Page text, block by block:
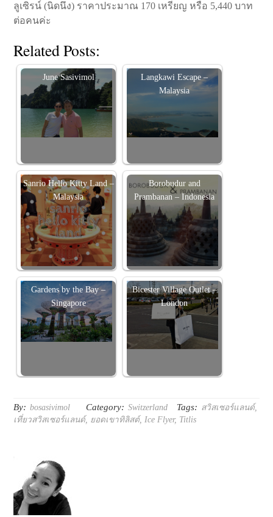
ลูเซิรน์ (นิดนึง) ราคาประมาณ 170 เหรียญ หรือ 5,440 บาท
ต่อคนค่ะ
Related Posts:
June Sasivimol
Langkawi Escape –
Malaysia
Sanrio Hello Kitty Land –
Malaysia
Borobudur and
Prambanan – Indonesia
Gardens by the Bay –
Singapore
Bicester Village Outlet –
London
By: bosasivimol Category: Switzerland Tags: สวิสเซอร์แลนด์,
เที่ยวสวิสเซอร์แลนด์, ยอดเขาทิลิสต์,Ice Flyer, Titlis